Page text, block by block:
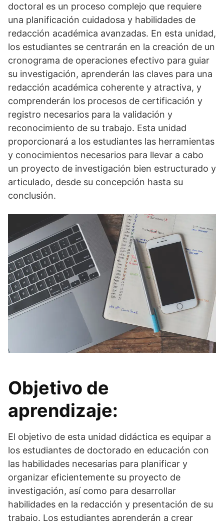
doctoral es un proceso complejo que requiere
una planificación cuidadosa y habilidades de
redacción académica avanzadas. En esta unidad,
los estudiantes se centrarán en la creación de un
cronograma de operaciones efectivo para guiar
su investigación, aprenderán las claves para una
redacción académica coherente y atractiva, y
comprenderán los procesos de certificación y
registro necesarios para la validación y
reconocimiento de su trabajo. Esta unidad
proporcionará a los estudiantes las herramientas
y conocimientos necesarios para llevar a cabo
un proyecto de investigación bien estructurado y
articulado, desde su concepción hasta su
conclusión.
Objetivo de
aprendizaje:
El objetivo de esta unidad didáctica es equipar a
los estudiantes de doctorado en educación con
las habilidades necesarias para planificar y
organizar eficientemente su proyecto de
investigación, así como para desarrollar
habilidades en la redacción y presentación de su
trabajo. Los estudiantes aprenderán a crear